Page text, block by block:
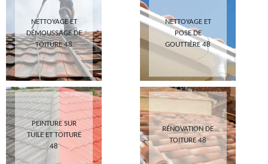
NETTOYAGE ET
DÉMOUSSAGE DE
TOITURE 48
NETTOYAGE ET
POSE DE
GOUTTIÈRE 48
PEINTURE SUR
TUILE ET TOITURE
48
RÉNOVATION DE
TOITURE 48